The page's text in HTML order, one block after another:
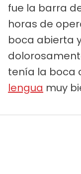
fue la barra
horas de
boca abierta
tenía la boca
lengua muy